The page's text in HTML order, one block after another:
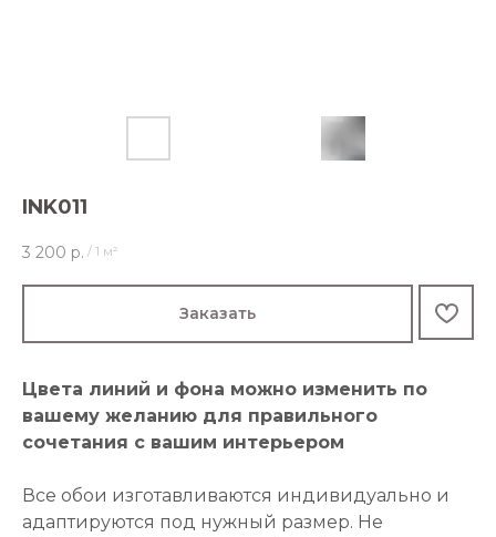
INK011
3 200 р. / 1 м²
Заказать
Цвета линий и фона можно изменить по
вашему желанию для правильного
сочетания с вашим интерьером
Все обои изготавливаются индивидуально и
адаптируются под нужный размер. Не